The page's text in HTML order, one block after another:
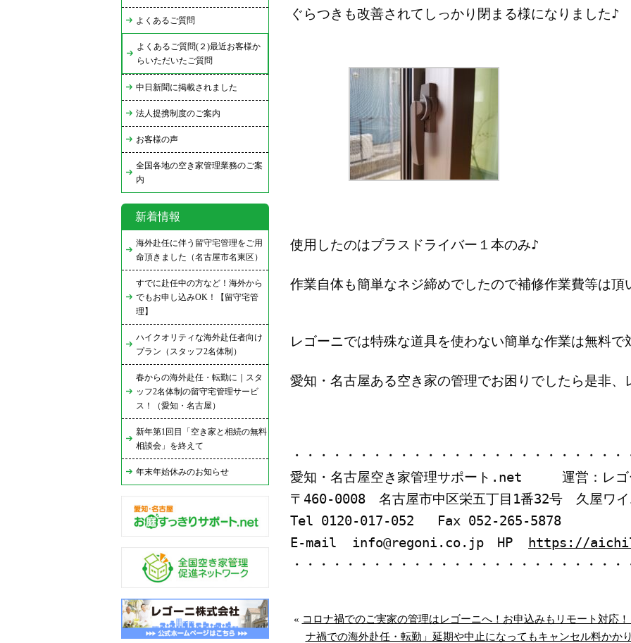
ぐらつきも改善されてしっかり閉まる様になりました♪
使用したのはプラスドライバー１本のみ♪
作業自体も簡単なネジ締めでしたので補修作業費等は頂
レゴーニでは特殊な道具を使わない簡単な作業は無料で
愛知・名古屋ある空き家の管理でお困りでしたら是非、
・・・・・・・・・・・・・・・・・・・・・・・・・
愛知・名古屋空き家管理サポート.net 運営：レゴ
〒460-0008 名古屋市中区栄五丁目1番32号 久屋ワイ
Tel 0120-017-052 Fax 052-265-5878
E-mail info@regoni.co.jp HP
https://
・・・・・・・・・・・・・・・・・・・・・・・・・
« コロナ禍でのご実家の管理はレゴーニへ！お申込みもリモート対応
ナ禍での海外赴任・転勤」延期や中止になってもキャンセル料かか
よくあるご質問
よくあるご質問(２)最近お客様か
らいただいたご質問
中日新聞に掲載されました
法人提携制度のご案内
お客様の声
全国各地の空き家管理業務のご案
内
新着情報
海外赴任に伴う留守宅管理をご用
命頂きました（名古屋市名東区）
すでに赴任中の方など！海外から
でもお申し込みOK！【留守宅管
理】
ハイクオリティな海外赴任者向け
プラン（スタッフ2名体制）
春からの海外赴任・転勤に｜スタ
ッフ2名体制の留守宅管理サービ
ス！（愛知・名古屋）
新年第1回目「空き家と相続の無料
相談会」を終えて
年末年始休みのお知らせ